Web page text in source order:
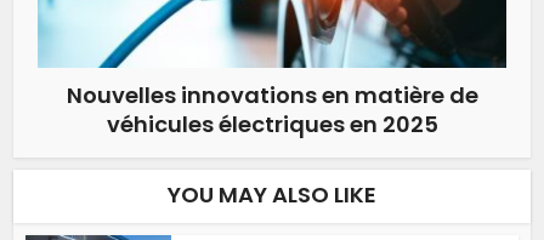
Nouvelles innovations en matière de
véhicules électriques en 2025
YOU MAY ALSO LIKE